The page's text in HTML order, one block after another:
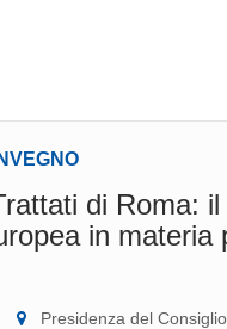
di Roma:
in materia
Presidenza del